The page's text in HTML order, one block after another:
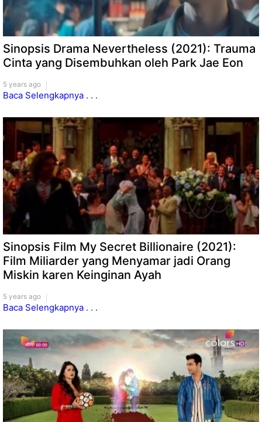
Sinopsis Drama Nevertheless (2021): Trauma
Cinta yang Disembuhkan oleh Park Jae Eon
5 years ago
Baca Selengkapnya . . .
Sinopsis Film My Secret Billionaire (2021):
Film Miliarder yang Menyamar jadi Orang
Miskin karen Keinginan Ayah
5 years ago
Baca Selengkapnya . . .